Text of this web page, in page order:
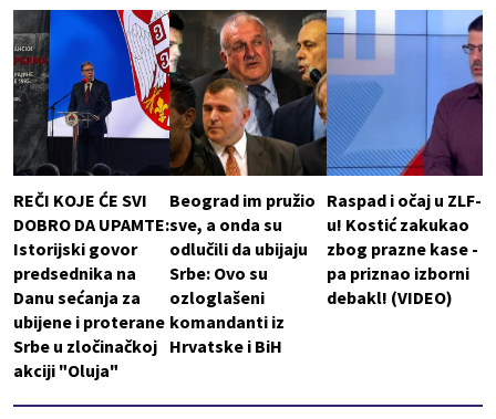
REČI KOJE ĆE SVI
DOBRO DA UPAMTE:
Istorijski govor
predsednika na
Danu sećanja za
ubijene i proterane
Srbe u zločinačkoj
akciji "Oluja"
Beograd im pružio
sve, a onda su
odlučili da ubijaju
Srbe: Ovo su
ozloglašeni
komandanti iz
Hrvatske i BiH
Raspad i očaj u ZLF-
u! Kostić zakukao
zbog prazne kase -
pa priznao izborni
debakl! (VIDEO)